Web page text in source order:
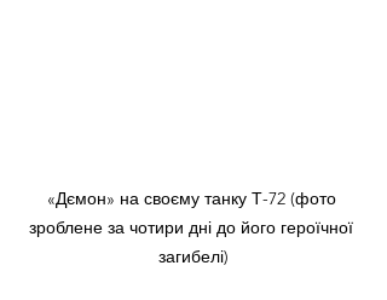
«Дємон» на своєму танку Т-72 (фото
зроблене за чотири дні до його героїчної
загибелі)